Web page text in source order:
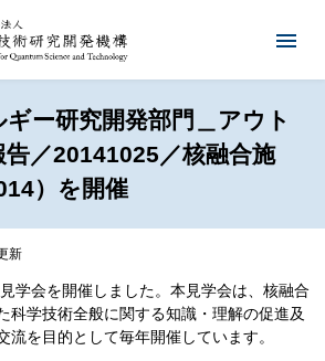
ー研究開発部門＿アウト
告／20141025／核融合施
）を開催
新
学会を開催しました。本見学会は、核融合
科学技術全般に関する知識・理解の促進及
流を目的として毎年開催しています。